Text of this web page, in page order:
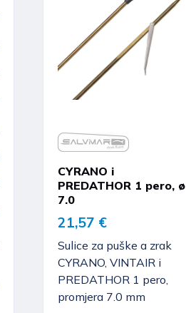
CYRANO i
PREDATHOR 1 pero, ø
7.0
21,57 €
Sulice za puške a zrak
CYRANO, VINTAIR i
PREDATHOR 1 pero,
promjera 7.0 mm